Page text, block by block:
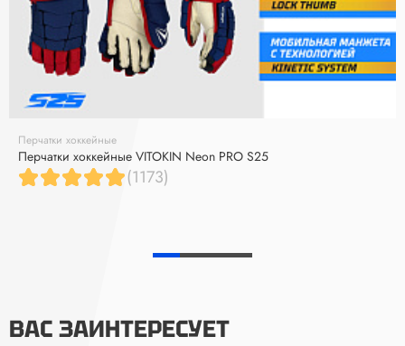
Перчатки хоккейные
Перчатки хоккейные VITOKIN Neon PRO S25
(1173)
ВАС ЗАИНТЕРЕСУЕТ